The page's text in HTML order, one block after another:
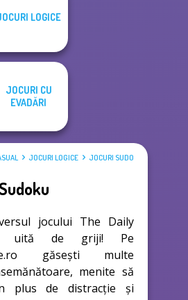
LOGICE
JOCURI CU
EVADĂRI
JOCURI LOGICE JOCURI SUDOKU
jocului The Daily
uită de griji! Pe
găsești multe
menite să
plus de distracție și